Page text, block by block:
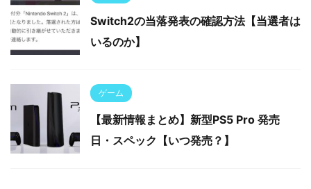
Switch2の当落発表の確認方法【当選者は
いるのか】
ゲーム
【最新情報まとめ】新型PS5 Pro 発売
日・スペック【いつ発売？】